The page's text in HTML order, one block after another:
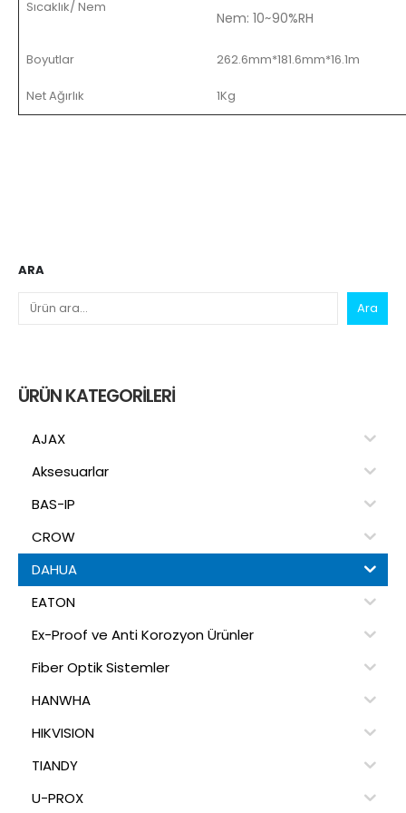
Sıcaklık/ Nem
Nem: 10~90%RH
Boyutlar 262.6mm*181.6mm*16.1m
Net Ağırlık 1Kg
ARA
Ara
ÜRÜN KATEGORILERI
AJAX
Aksesuarlar
BAS-IP
CROW
DAHUA
EATON
Ex-Proof ve Anti Korozyon Ürünler
Fiber Optik Sistemler
HANWHA
HIKVISION
TIANDY
U-PROX